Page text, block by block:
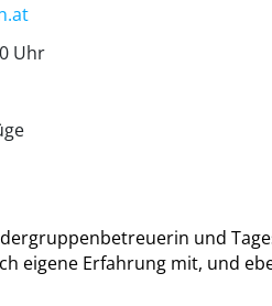
Uhr
und
eigene Erfahrung mit, und